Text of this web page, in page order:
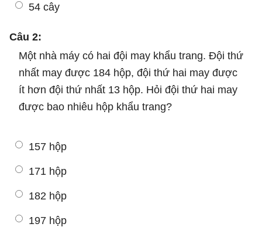
54 cây
Câu 2:
Một nhà máy có hai đội may khẩu trang. Đội thứ
nhất may được 184 hộp, đội thứ hai may được
ít hơn đội thứ nhất 13 hộp. Hỏi đội thứ hai may
được bao nhiêu hộp khẩu trang?
157 hộp
171 hộp
182 hộp
197 hộp